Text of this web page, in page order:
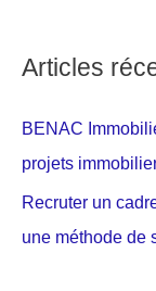
Articles
BENAC
projets
Recruter un
une méthode de